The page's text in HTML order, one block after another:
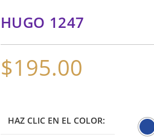
HUGO 1247
$195.00
HAZ CLIC EN EL COLOR: